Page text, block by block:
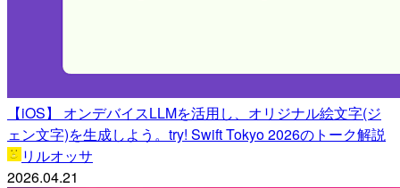
【iOS】 オンデバイスLLMを活用し、オリジナル絵文字(ジ
ェン文字)を生成しよう。try! Swift Tokyo 2026のトーク解説
リルオッサ
2026.04.21